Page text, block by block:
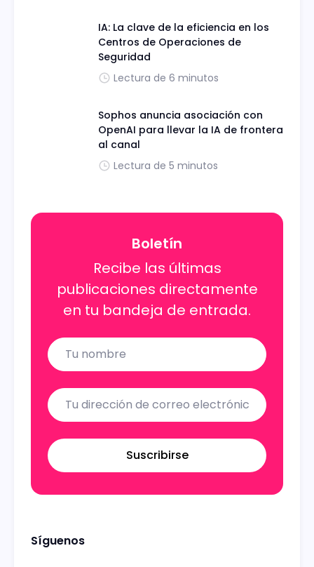
IA: La clave de la eficiencia en los
Centros de Operaciones de
Seguridad
Lectura de 6 minutos
Sophos anuncia asociación con
OpenAI para llevar la IA de frontera
al canal
Lectura de 5 minutos
Boletín
Recibe las últimas
publicaciones directamente
en tu bandeja de entrada.
Name
Email
Suscribirse
Síguenos